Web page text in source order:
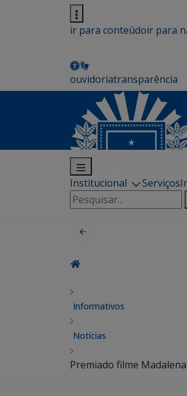
ir para conteúdoir para
ouvidoriatransparência
Institucional Serviços
Pesquisar
por:
Informativos
Notícias
Premiado filme